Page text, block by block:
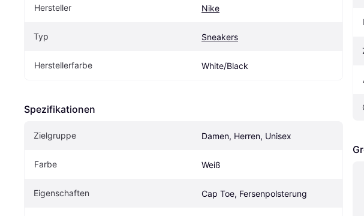
Hersteller Nike
Typ Sneakers
Herstellerfarbe White/Black
Spezifikationen
Zielgruppe Damen, Herren, Unisex
Farbe Weiß
Eigenschaften Cap Toe, Fersenpolsterung